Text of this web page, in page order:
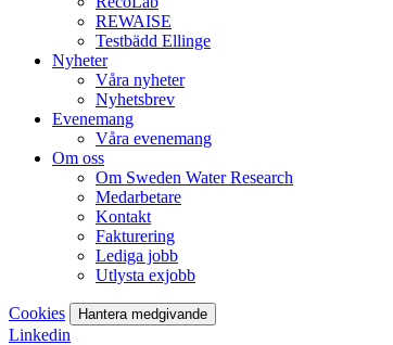
REWAISE
Testbädd Ellinge
Nyheter
Våra nyheter
Nyhetsbrev
Evenemang
Våra evenemang
Om oss
Om Sweden Water Research
Medarbetare
Kontakt
Fakturering
Lediga jobb
Utlysta exjobb
Cookies Hantera medgivande
Linkedin